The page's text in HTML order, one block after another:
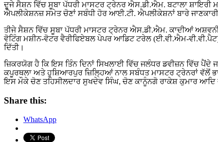
ਦੂਜੇ ਸੈਸ਼ਨ ਵਿੱਚ ਸੂਬਾ ਪੱਧਰੀ ਮਾਸਟਰ ਟ੍ਰੇਨਰ ਐਸ.ਡੀ.ਐਮ. ਬਟਾਲਾ ਸ਼ਾਇਰੀ
ਐਪਲੀਕੇਸ਼ਨਜ਼ ਸਮੇਤ ਚੋਣਾਂ ਸਬੰਧੀ ਹੋਰ ਆਈ.ਟੀ. ਐਪਲੀਕੇਸ਼ਨਾਂ ਬਾਰੇ
ਤੀਜੇ ਸੈਸ਼ਨ ਵਿੱਚ ਸੂਬਾ ਪੱਧਰੀ ਮਾਸਟਰ ਟ੍ਰੇਨਰ ਐਸ.ਡੀ.ਐਮ. ਕਾਦੀਆਂ
ਵੋਟਿੰਗ ਮਸ਼ੀਨ-ਵੋਟਰ ਵੈਰੀਫਿਏਬਲ ਪੇਪਰ ਆਡਿਟ ਟਰੇਲ (ਈ.ਵੀ.ਐਮ-
ਦਿੱਤੀ।
ਜ਼ਿਕਰਯੋਗ ਹੈ ਕਿ ਇਸ ਤਿੰਨ ਦਿਨਾਂ ਸਿਖਲਾਈ ਵਿੱਚ ਜਲੰਧਰ ਡਵੀਜ਼ਨ ਵਿੱਚ
ਕਪੂਰਥਲਾ ਅਤੇ ਹੁਸ਼ਿਆਰਪੁਰ ਜ਼ਿਲ੍ਹਿਆਂ ਨਾਲ ਸਬੰਧਤ ਮਾਸਟਰ ਟ੍ਰੇਨਰਾਂ ਵੱਲੋਂ
ਇਸ ਮੌਕੇ ਚੋਣ ਤਹਿਸੀਲਦਾਰ ਸੁਖਦੇਵ ਸਿੰਘ, ਚੋਣ ਕਾਨੂੰਨਗੋ ਰਾਕੇਸ਼ ਕੁਮਾਰ ਆਦਿ
Share this:
WhatsApp